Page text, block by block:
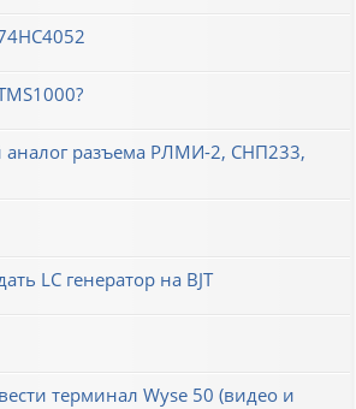
разъема РЛМИ-2, СНП233,
LC генератор на BJT
терминал Wyse 50 (видео и